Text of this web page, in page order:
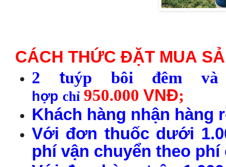
CÁCH THỨC ĐẶT MUA S
2 tuýp bôi đêm v
hợp chỉ 950.000 VNĐ;
Khách hàng nhận hàng
Với đơn thuốc dưới
phí vận chuyển theo